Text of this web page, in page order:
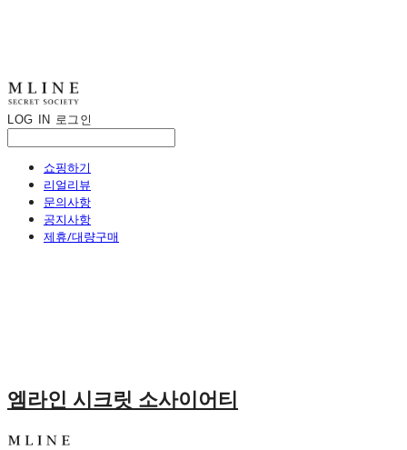
LOG IN 로그인
쇼핑하기
리얼리뷰
문의사항
공지사항
제휴/대량구매
엠라인 시크릿 소사이어티